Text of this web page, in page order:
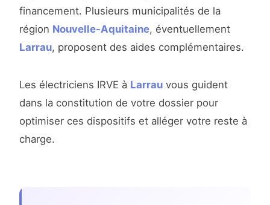
financement. Plusieurs municipalités de la
région Nouvelle-Aquitaine, éventuellement
Larrau, proposent des aides complémentaires.
Les électriciens IRVE à Larrau vous guident
dans la constitution de votre dossier pour
optimiser ces dispositifs et alléger votre reste à
charge.